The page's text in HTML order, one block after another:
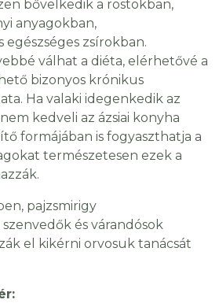
bővelkedik a rostokban,
anyagokban,
egészséges zsírokban.
válhat a diéta, elérhetővé a
bizonyos krónikus
Ha valaki idegenkedik az
kedveli az ázsiai konyha
formájában is fogyaszthatja a
természetesen ezek a
pajzsmirigy
és várandósok
el kikérni orvosuk tanácsát